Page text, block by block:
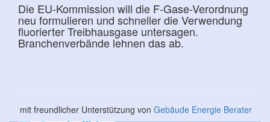
Die EU-Kommission will die F-Gase-Verordnung
neu formulieren und schneller die Verwendung
fluorierter Treibhausgase untersagen.
Branchenverbände lehnen das ab.
mit freundlicher Unterstützung von Gebäude Energie Berater